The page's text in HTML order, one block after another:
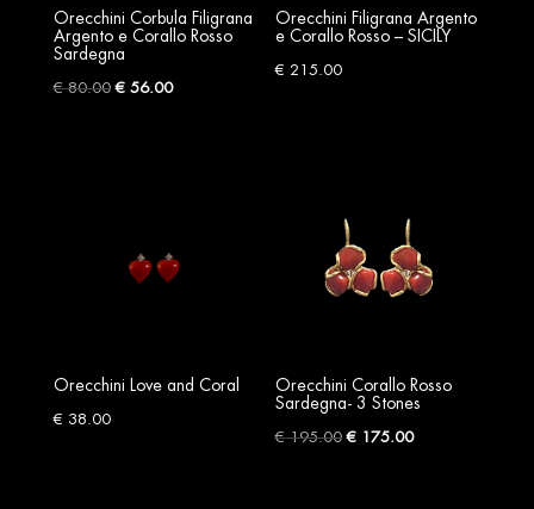
Orecchini Corbula Filigrana
Argento e Corallo Rosso
Sardegna
€80.00Original
€56.00Current
Orecchini Filigrana Argento
e Corallo Rosso – SICILY
€ 215.00
Orecchini Love and Coral
€ 38.00
Orecchini Corallo Rosso
Sardegna- 3 Stones
€195.00Original
€ 175.00Current